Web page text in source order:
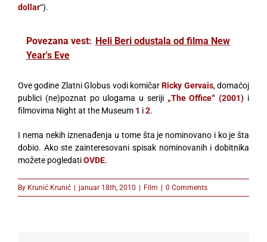
dollar“).
Povezana vest: Heli Beri odustala od filma New
Year's Eve
Ove godine Zlatni Globus vodi komičarRicky Gervais, domaćoj
publici (ne)poznat po ulogama u seriji „The Office“ (2001) i
filmovima Night at the Museum 1 i2.
I nema nekih iznenađenja u tome šta je nominovano i ko je šta
dobio. Ako ste zainteresovani spisak nominovanih i dobitnika
možete pogledatiOVDE.
By Krunić Krunić | januar 18th, 2010 | Film | 0 Comments